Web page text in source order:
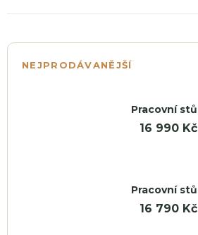
NEJPRODÁVANĚJŠÍ
Pracovní
16 990 Kč
Pracovní
16 790 Kč